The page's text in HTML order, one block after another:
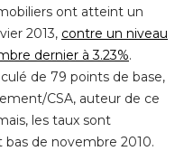
ont atteint un
2013, contre un niveau
dernier à 3.23%.
de 79 points de base,
CSA, auteur de ce
les taux sont
de novembre 2010.